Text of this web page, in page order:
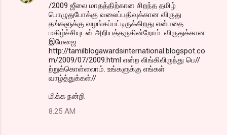
/2009 ஜீலை மாதத்திற்கான சிறந்த தமிழ்
பொழுதுபோக்கு வலைப்பதிவுக்கான விருது
தங்களுக்கு வழங்கப்பட்டிருக்கிறது என்பதை
மகிழ்ச்சியுடன் அறியத்தருகின்றோம். விருதுக்கான
இமேஜை
http://tamilblogawardsinternational.blogspot.co
m/2009/07/2009.html என்ற லிங்கிலிருந்து பெ//
ற்றுக்கொள்ளலாம். உங்களுக்கு எங்கள்
வாழ்த்துக்கள்//
மிக்க நன்றி
8:25 AM